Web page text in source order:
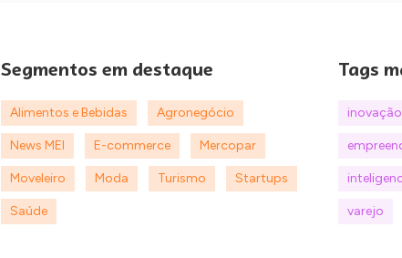
Segmentos em destaque
Alimentos e Bebidas Agronegócio
News MEI E-commerce Mercopar
Moveleiro Moda Turismo Startups
Saúde
Tags
inovação
varejo